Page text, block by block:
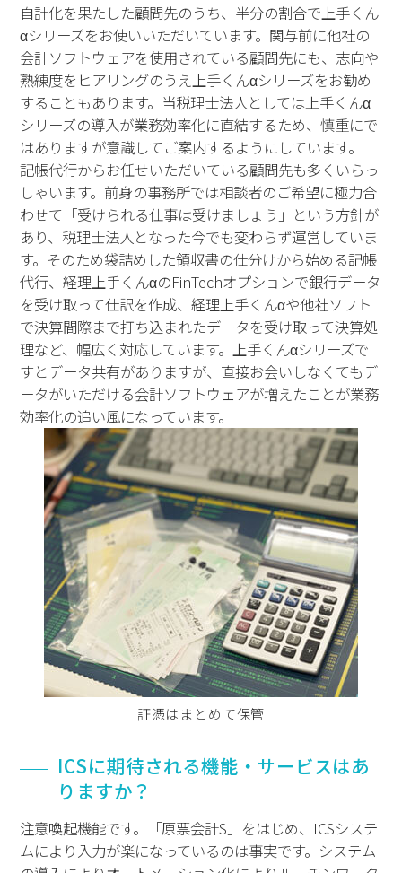
証憑はまとめて保管
自計化を果たした顧問先のうち、半分の割合で上手くん
αシリーズをお使いいただいています。関与前に他社の
会計ソフトウェアを使用されている顧問先にも、志向や
熟練度をヒアリングのうえ上手くんαシリーズをお勧め
することもあります。当税理士法人としては上手くんα
シリーズの導入が業務効率化に直結するため、慎重にで
はありますが意識してご案内するようにしています。
記帳代行からお任せいただいている顧問先も多くいらっ
しゃいます。前身の事務所では相談者のご希望に極力合
わせて「受けられる仕事は受けましょう」という方針が
あり、税理士法人となった今でも変わらず運営していま
す。そのため袋詰めした領収書の仕分けから始める記帳
代行、経理上手くんαのFinTechオプションで銀行データ
を受け取って仕訳を作成、経理上手くんαや他社ソフト
で決算間際まで打ち込まれたデータを受け取って決算処
理など、幅広く対応しています。上手くんαシリーズで
すとデータ共有がありますが、直接お会いしなくてもデ
ータがいただける会計ソフトウェアが増えたことが業務
効率化の追い風になっています。
ICSに期待される機能・サービスはあ
りますか？
注意喚起機能です。「原票会計S」をはじめ、ICSシステ
ムにより入力が楽になっているのは事実です。システム